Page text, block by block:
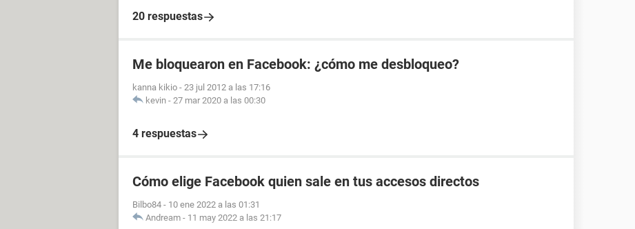
20 respuestas
Me bloquearon en Facebook: ¿cómo me desbloqueo?
kanna kikio - 23 jul 2012 a las 17:16
kevin - 27 mar 2020 a las 00:30
4 respuestas
Cómo elige Facebook quien sale en tus accesos directos
Bilbo84 - 10 ene 2022 a las 01:31
Andream - 11 may 2022 a las 21:17